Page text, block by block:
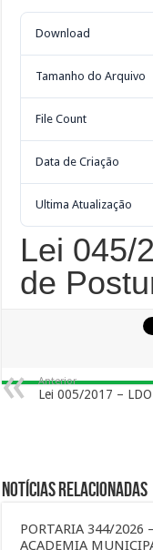
Download
Tamanho do Arquivo
File Count
Data de Criação
Ultima Atualização
Lei 045/
de
Anterior
Lei 005/2017 –
Notícias Relacionadas
PORTARIA 344/2026
ACADEMIA